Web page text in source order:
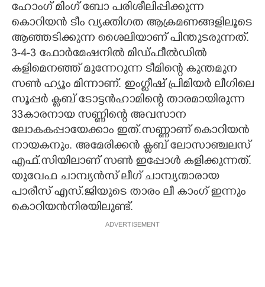
ഹോംഗ് മിംഗ് ബോ പരിശീലിപ്പിക്കുന്ന
കൊറിയൻ ടീം വ്യക്തിഗത ആക്രമണങ്ങളിലൂടെ
ആഞ്ഞടിക്കുന്ന ശൈലിയാണ് പിന്തുടരുന്നത്.
3-4-3 ഫോർമേഷനിൽ മിഡ്ഫീൽഡിൽ
കളിമെനഞ്ഞ് മുന്നേറുന്ന ടീമിന്റെ കുന്തമുന
സൺ ഹ്യൂം മിന്നാണ്. ഇംഗ്ളീഷ് പ്രിമിയർ ലീഗിലെ
സൂപ്പർ ക്ളബ് ടോട്ടൻഹാമിന്റെ താരമായിരുന്ന
33കാരനായ സണ്ണിന്റെ അവസാന
ലോകകപ്പായേക്കാം ഇത്.സണ്ണാണ് കൊറിയൻ
നായകനും. അമേരിക്കൻ ക്ളബ് ലോസാഞ്ചലസ്
എഫ്.സിയിലാണ് സൺ ഇപ്പോൾ കളിക്കുന്നത്.
യുവേഫ ചാമ്പ്യൻസ് ലീഗ് ചാമ്പ്യന്മാരായ
പാരീസ് എസ്.ജിയുടെ താരം ലീ കാംഗ് ഇന്നും
കൊറിയൻനിരയിലുണ്ട്.
ADVERTISEMENT